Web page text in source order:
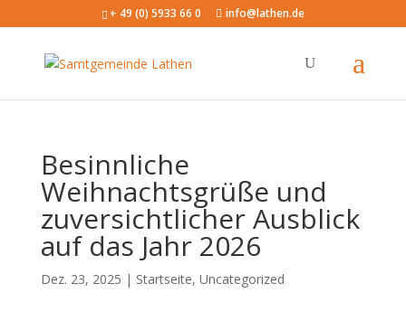
+ 49 (0) 5933 66 0 info@lathen.de
Besinnliche
Weihnachtsgrüße und
zuversichtlicher Ausblick
auf das Jahr 2026
Dez. 23, 2025 | Startseite, Uncategorized